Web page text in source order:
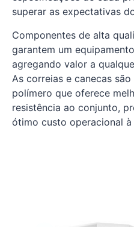
superar as expectativas
Componentes de alta
garantem um
agregando valor a
As correias e canecas
polímero que oferece
resistência ao conjunto,
ótimo custo operacional à